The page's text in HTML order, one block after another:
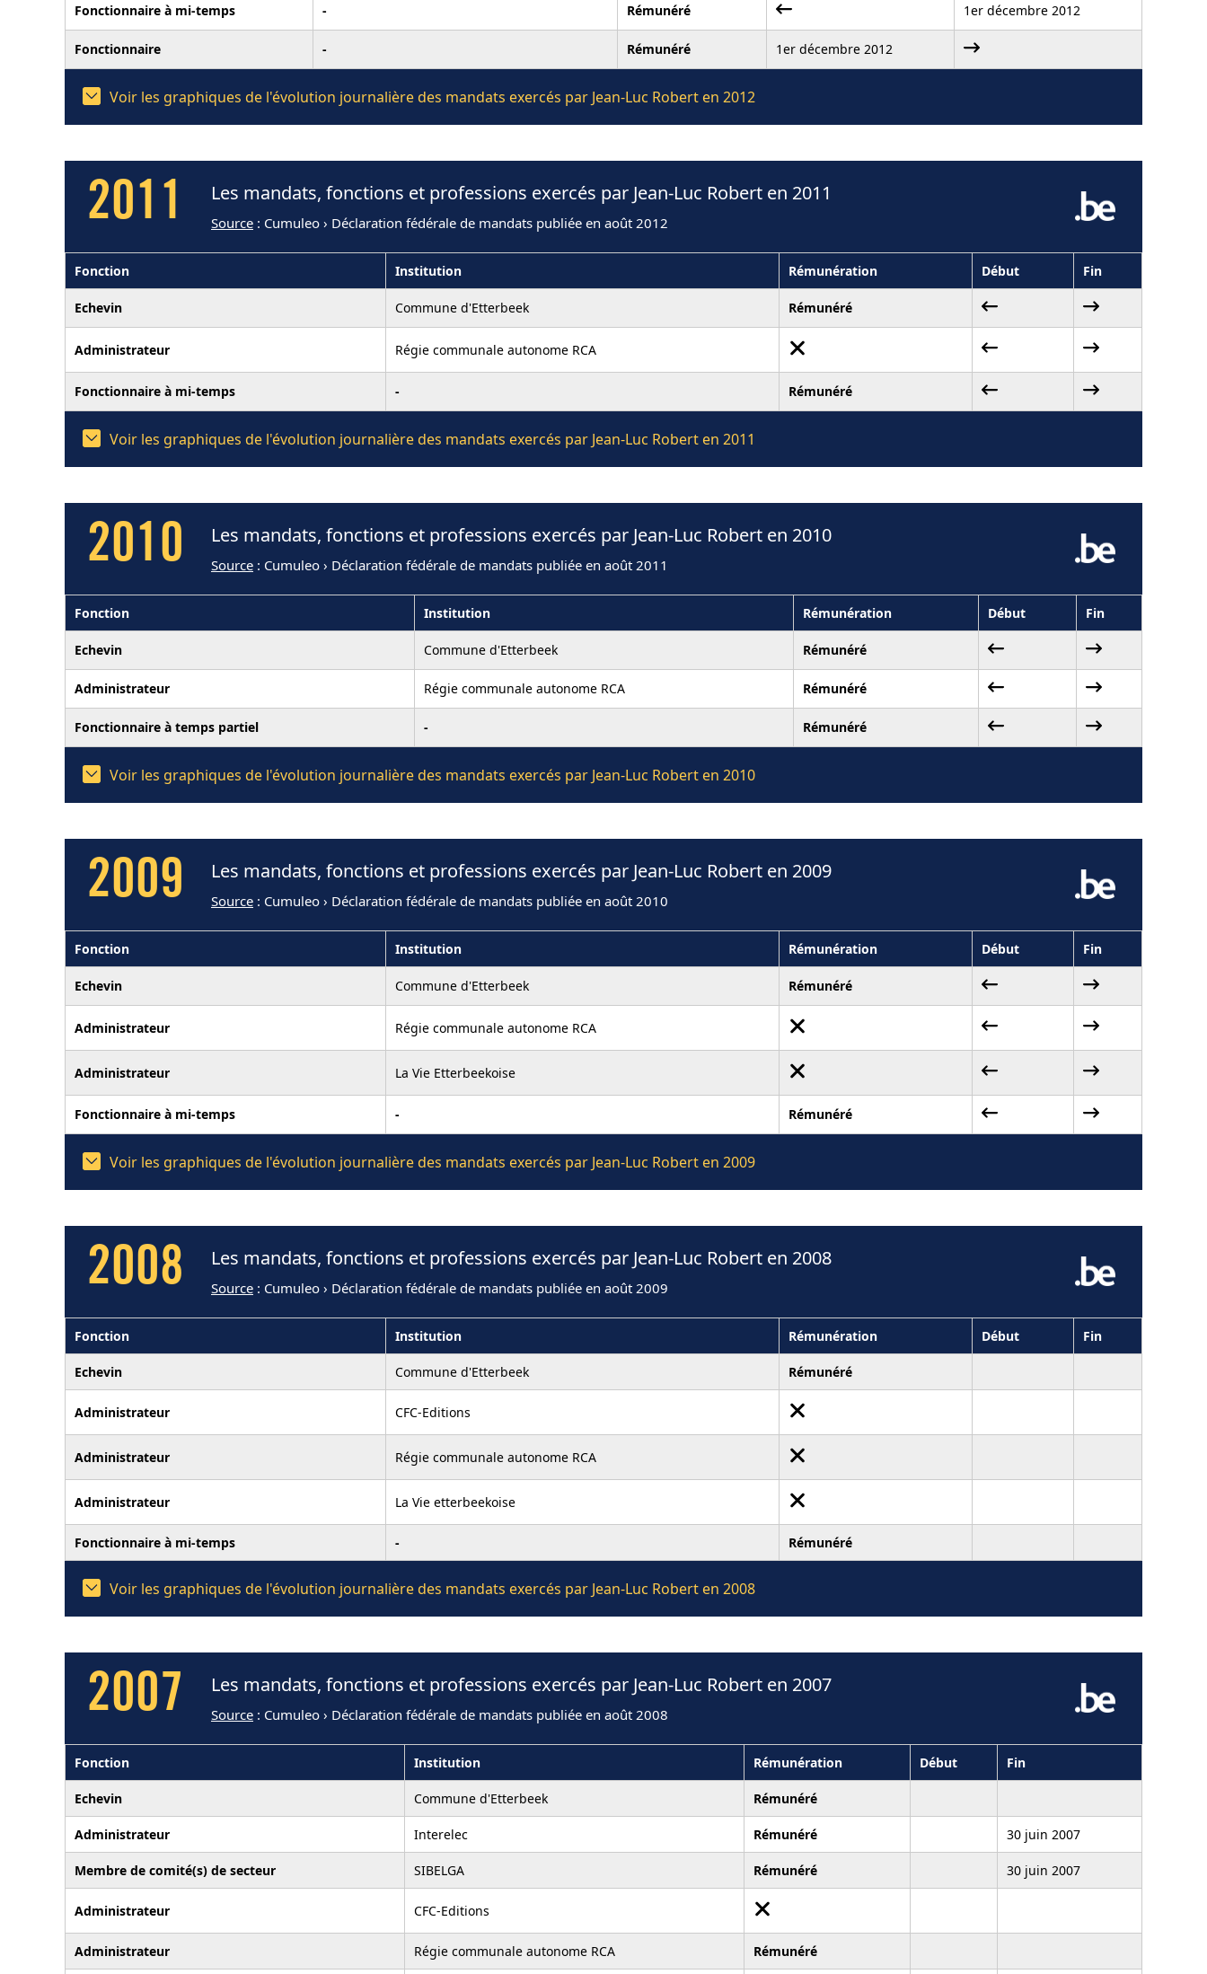
Fonctionnaire à mi-temps - Rémunéré 1er décembre 2012
Fonctionnaire - Rémunéré 1er décembre 2012
Voir les graphiques de l'évolution journalière des mandats exercés par Jean-Luc Robert en 2012
2011 Les mandats, fonctions et professions exercés par Jean-Luc Robert en 2011
Source : Cumuleo › Déclaration fédérale de mandats publiée en août 2012
Fonction Institution Rémunération Début Fin
Echevin Commune d'Etterbeek Rémunéré
Administrateur Régie communale autonome RCA
Fonctionnaire à mi-temps - Rémunéré
Voir les graphiques de l'évolution journalière des mandats exercés par Jean-Luc Robert en 2011
2010 Les mandats, fonctions et professions exercés par Jean-Luc Robert en 2010
Source : Cumuleo › Déclaration fédérale de mandats publiée en août 2011
Fonction Institution Rémunération Début Fin
Echevin Commune d'Etterbeek Rémunéré
Administrateur Régie communale autonome RCA Rémunéré
Fonctionnaire à temps partiel - Rémunéré
Voir les graphiques de l'évolution journalière des mandats exercés par Jean-Luc Robert en 2010
2009 Les mandats, fonctions et professions exercés par Jean-Luc Robert en 2009
Source : Cumuleo › Déclaration fédérale de mandats publiée en août 2010
Fonction Institution Rémunération Début Fin
Echevin Commune d'Etterbeek Rémunéré
Administrateur Régie communale autonome RCA
Administrateur La Vie Etterbeekoise
Fonctionnaire à mi-temps - Rémunéré
Voir les graphiques de l'évolution journalière des mandats exercés par Jean-Luc Robert en 2009
2008 Les mandats, fonctions et professions exercés par Jean-Luc Robert en 2008
Source : Cumuleo › Déclaration fédérale de mandats publiée en août 2009
Fonction Institution Rémunération Début Fin
Echevin Commune d'Etterbeek Rémunéré
Administrateur CFC-Editions
Administrateur Régie communale autonome RCA
Administrateur La Vie etterbeekoise
Fonctionnaire à mi-temps - Rémunéré
Voir les graphiques de l'évolution journalière des mandats exercés par Jean-Luc Robert en 2008
2007 Les mandats, fonctions et professions exercés par Jean-Luc Robert en 2007
Source : Cumuleo › Déclaration fédérale de mandats publiée en août 2008
Fonction Institution Rémunération Début Fin
Echevin Commune d'Etterbeek Rémunéré
Administrateur Interelec Rémunéré 30 juin 2007
Membre de comité(s) de secteur SIBELGA Rémunéré 30 juin 2007
Administrateur CFC-Editions
Administrateur Régie communale autonome RCA Rémunéré